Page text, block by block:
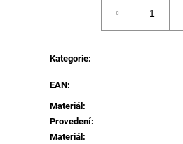
Kategorie:
EAN:
Materiál:
Provedení:
Materiál: